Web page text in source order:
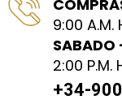
9:00 A.M.
SABADO
2:00 P.M.
+34-